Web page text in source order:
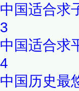
中国适合求
3
中国适合求
4
中国历史最